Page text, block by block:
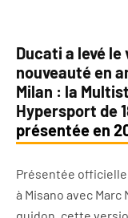
Ducati a levé
nouveauté en
Milan : la
Hypersport de
présentée en
Présentée
à Misano avec